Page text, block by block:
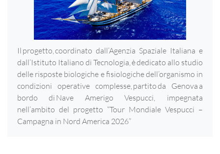
Il progetto, coordinato dall’Agenzia Spaziale Italiana e
dall’Istituto Italiano di Tecnologia, è dedicato allo studio
delle risposte biologiche e fisiologiche dell’organismo in
condizioni operative complesse, partito da Genova a
bordo di Nave Amerigo Vespucci, impegnata
nell’ambito del progetto “Tour Mondiale Vespucci –
Campagna in Nord America 2026”